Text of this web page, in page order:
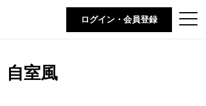
t
o
ログイン・会員登録
自室風